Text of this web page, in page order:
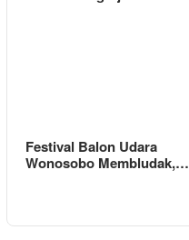
Festival Balon Udara
Wonosobo Membludak,…